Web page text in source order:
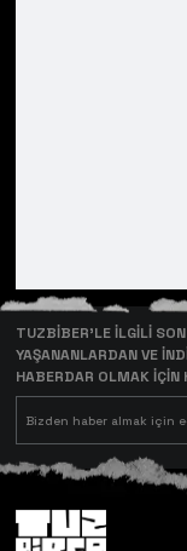
TUZBİBER’LE İLGİLİ
YAŞANANLARDAN VE
HABERDAR OLMAK İÇİN